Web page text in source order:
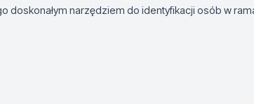
doskonałym narzędziem do identyfikacji osób w